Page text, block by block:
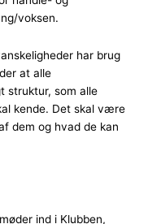
voksen.
har brug
at alle
struktur, som alle
kende. Det skal være
dem og hvad de kan
ind i Klubben,